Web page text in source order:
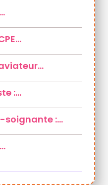
:…
soignante :…